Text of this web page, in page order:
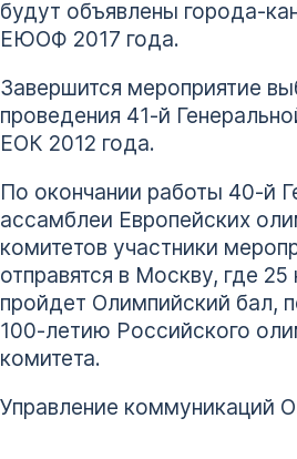
будут объявлены города-
ЕЮОФ 2017 года.
Завершится мероприятие
проведения 41-й
ЕОК 2012 года.
По окончании работы 40-й
ассамблеи Европейских
комитетов участники
отправятся в Москву, где 25
пройдет Олимпийский бал,
100-летию Российского
комитета.
Управление коммуникаций